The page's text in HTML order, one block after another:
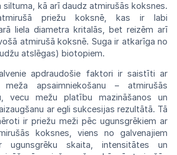
siltuma, kā arī daudz atmirušās koksnes.
priežu koksnē, kas ir
labi
liela diametra kritalās, bet reizēm arī
atmirušā koksnē. Suga ir atkarīga no
atslēgas) biotopiem.
apdraudošie faktori ir saistītiar
meža apsaimniekošanu –
atmirušās
vecu mežu platību mazināšanos un
ar egli sukcesijas rezultātā. Tā
ir priežu meži pēc ugunsgrēkiem ar
koksnes, viens no
galvenajiem
ugunsgrēku skaita, intensitātes un